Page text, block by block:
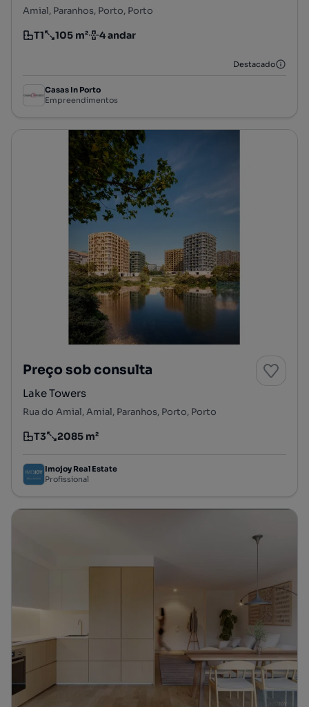
Amial, Paranhos, Porto, Porto
Tipologia
T1
Preço por metro quadrado
105 m²
Andar 4 andar
Destacado
Casas In Porto
Empreendimentos
Preço sob consulta
Lake Towers
Rua do Amial, Amial, Paranhos, Porto, Porto
Tipologia
T3
Preço por metro quadrado
2085 m²
Imojoy Real Estate
Profissional